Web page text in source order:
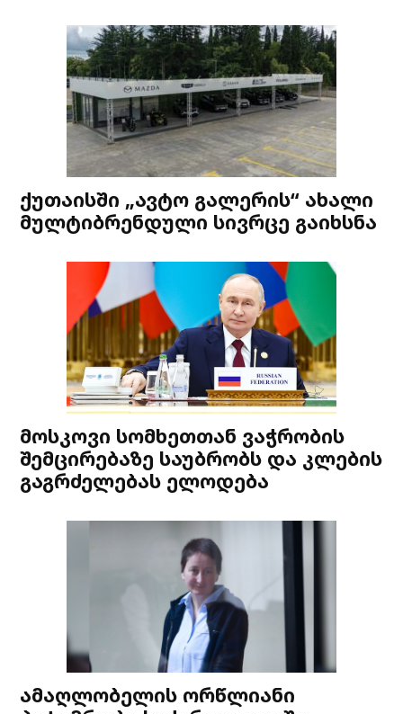
ქუთაისში „ავტო გალერის“ ახალი
მულტიბრენდული სივრცე გაიხსნა
მოსკოვი სომხეთთან ვაჭრობის
შემცირებაზე საუბრობს და კლების
გაგრძელებას ელოდება
ამაღლობელის ორწლიანი